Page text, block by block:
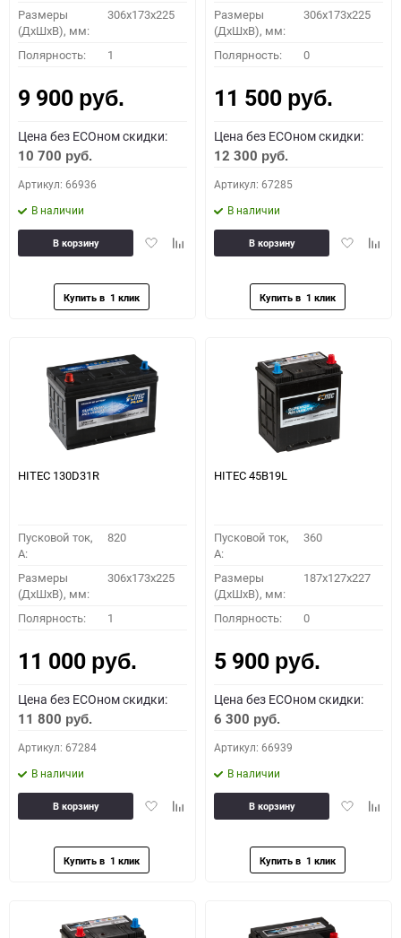
Размеры
(ДхШхВ), мм:
306x173x225
Полярность: 1
9 900 руб.
Цена без ECOном скидки:
10 700 руб.
Артикул: 66936
В наличии
ДобавитьДобавить
В корзину
Размеры
(ДхШхВ), мм:
306x173x225
Полярность: 0
11 500 руб.
Цена без ECOном скидки:
12 300 руб.
Артикул: 67285
В наличии
Добавить
В корзину
HITEC 130D31R
Пусковой ток,
A:
820
Размеры
(ДхШхВ), мм:
306x173x225
Полярность: 1
11 000 руб.
Цена без ECOном скидки:
11 800 руб.
Артикул: 67284
В наличии
ДобавитьДобавить
В корзину
HITEC 45B19L
Пусковой ток,
A:
360
Размеры
(ДхШхВ), мм:
187x127x227
Полярность: 0
5 900 руб.
Цена без ECOном скидки:
6 300 руб.
Артикул: 66939
В наличии
Добавить
В корзину